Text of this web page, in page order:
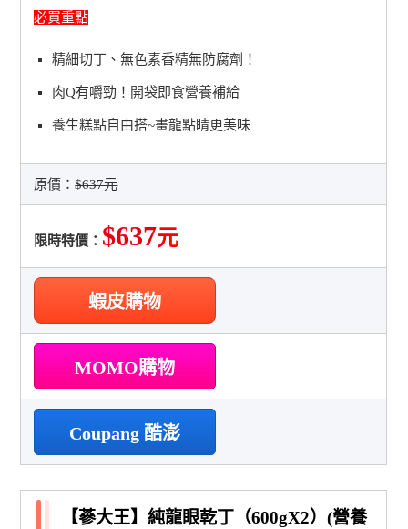
必買重點
精細切丁、無色素香精無防腐劑！
肉Q有嚼勁！開袋即食營養補給
養生糕點自由搭~畫龍點睛更美味
原價：$637元
限時特價： $637元
蝦皮購物
MOMO購物
Coupang 酷澎
【蔘大王】純龍眼乾丁（600gX2）(營養